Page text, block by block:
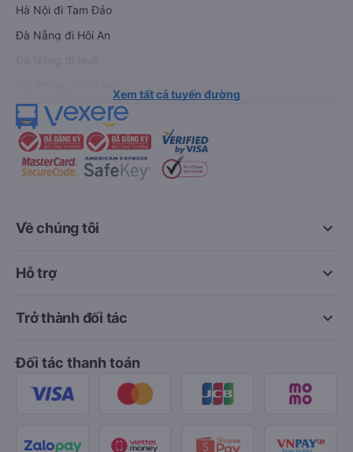
Hà Nội đi Tam Đảo
Đà Nẵng đi Hội An
Xem tất cả tuyến đường
keyboard_arrow_down
Về chúng tôi
keyboard_arrow_down
Hỗ trợ
keyboard_arrow_down
Trở thành đối tác
Đối tác thanh toán